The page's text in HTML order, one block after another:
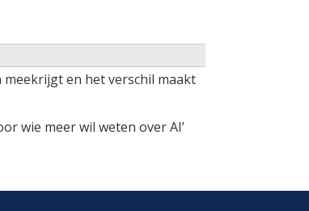
meekrijgt en het verschil maakt
wie meer wil weten over AI’